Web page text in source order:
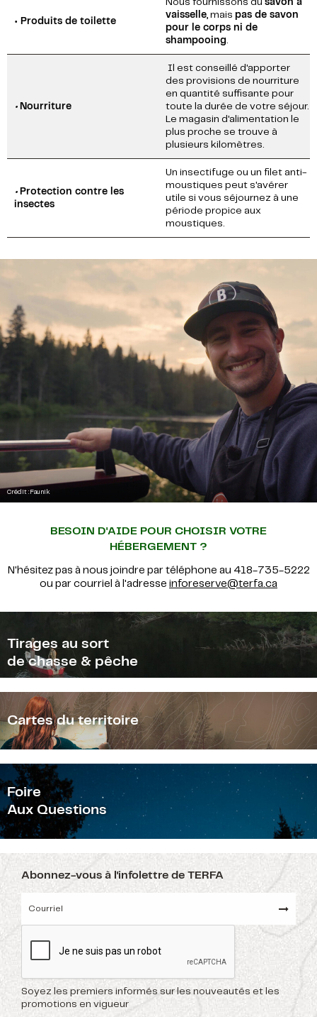
• Produits de toilette
Nous fournissons du savon à
vaisselle, mais pas de savon
pour le corps ni de
shampooing.
• Nourriture
Il est conseillé d'apporter
des provisions de nourriture
en quantité suffisante pour
toute la durée de votre séjour.
Le magasin d'alimentation le
plus proche se trouve à
plusieurs kilomètres.
• Protection contre les
insectes
Un insectifuge ou un filet anti-
moustiques peut s'avérer
utile si vous séjournez à une
période propice aux
moustiques.
Crédit : Faunik
BESOIN D'AIDE POUR CHOISIR VOTRE
HÉBERGEMENT ?
N'hésitez pas à nous joindre par téléphone au 418-735-5222
ou par courriel à l'adresse inforeserve@terfa.ca
Tirages au sort
de chasse & pêche
Cartes du territoire
Foire
Aux Questions
Abonnez-vous à l'infolettre de TERFA
Soyez les premiers informés sur les nouveautés et les
promotions en vigueur